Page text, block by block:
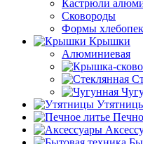
Кастрюли
Сковороды
Формы
Крышки
Алюминиевая